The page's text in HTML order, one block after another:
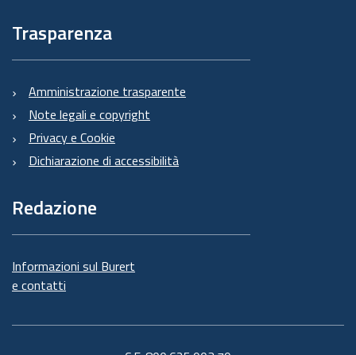
Trasparenza
Amministrazione trasparente
Note legali e copyright
Privacy e Cookie
Dichiarazione di accessibilità
Redazione
Informazioni sul Burert
e contatti